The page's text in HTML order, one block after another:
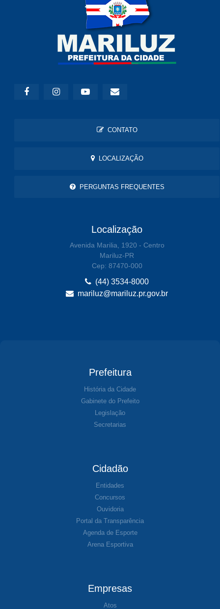
CONTATO
LOCALIZAÇÃO
PERGUNTAS FREQUENTES
Localização
Avenida Marilia, 1920 - Centro
Mariluz-PR
Cep: 87470-000
(44) 3534-8000
mariluz@mariluz.pr.gov.br
Prefeitura
História da Cidade
Gabinete do Prefeito
Legislação
Secretarias
Cidadão
Entidades
Concursos
Ouvidoria
Portal da Transparência
Agenda de Esporte
Arena Esportiva
Empresas
Atos